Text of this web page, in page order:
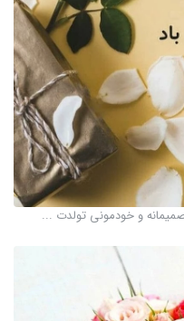
و خودمونی تولدت ...